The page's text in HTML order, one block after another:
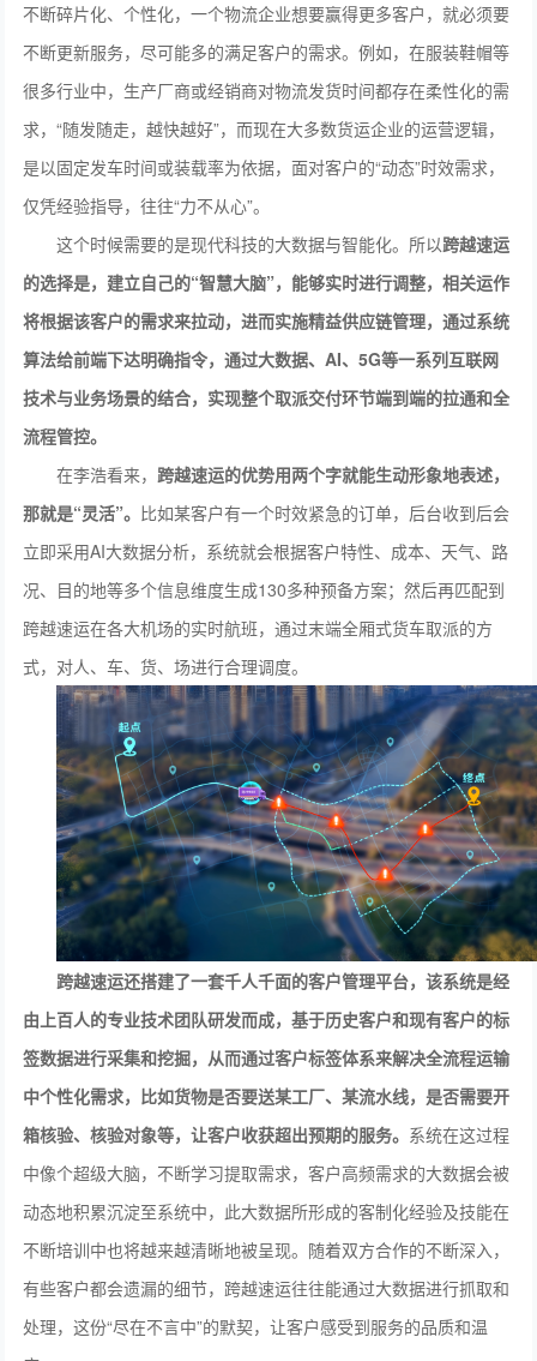
不断碎片化、个性化，一个物流企业想要赢得更多客户，就必须要
不断更新服务，尽可能多的满足客户的需求。例如，在服装鞋帽等
很多行业中，生产厂商或经销商对物流发货时间都存在柔性化的需
求，“随发随走，越快越好”，而现在大多数货运企业的运营逻辑，
是以固定发车时间或装载率为依据，面对客户的“动态”时效需求，
仅凭经验指导，往往“力不从心”。
这个时候需要的是现代科技的大数据与智能化。所以跨越速运
的选择是，建立自己的“智慧大脑”，能够实时进行调整，相关运作
将根据该客户的需求来拉动，进而实施精益供应链管理，通过系统
算法给前端下达明确指令，通过大数据、AI、5G等一系列互联网
技术与业务场景的结合，实现整个取派交付环节端到端的拉通和全
流程管控。
在李浩看来，跨越速运的优势用两个字就能生动形象地表述，
那就是“灵活”。 比如某客户有一个时效紧急的订单，后台收到后会
立即采用AI大数据分析，系统就会根据客户特性、成本、天气、路
况、目的地等多个信息维度生成130多种预备方案；然后再匹配到
跨越速运在各大机场的实时航班，通过末端全厢式货车取派的方
式，对人、车、货、场进行合理调度。
跨越速运还搭建了一套千人千面的客户管理平台，该系统是经
由上百人的专业技术团队研发而成，基于历史客户和现有客户的标
签数据进行采集和挖掘，从而通过客户标签体系来解决全流程运输
中个性化需求，比如货物是否要送某工厂、某流水线，是否需要开
箱核验、核验对象等，让客户收获超出预期的服务。 系统在这过程
中像个超级大脑，不断学习提取需求，客户高频需求的大数据会被
动态地积累沉淀至系统中，此大数据所形成的客制化经验及技能在
不断培训中也将越来越清晰地被呈现。随着双方合作的不断深入，
有些客户都会遗漏的细节，跨越速运往往能通过大数据进行抓取和
处理，这份“尽在不言中”的默契，让客户感受到服务的品质和温